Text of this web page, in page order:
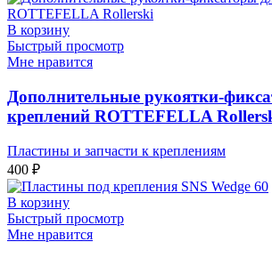
В корзину
Быстрый просмотр
Мне нравится
Дополнительные рукоятки-
креплений ROTTEFELLA
Пластины и запчасти к креплениям
400 ₽
В корзину
Быстрый просмотр
Мне нравится